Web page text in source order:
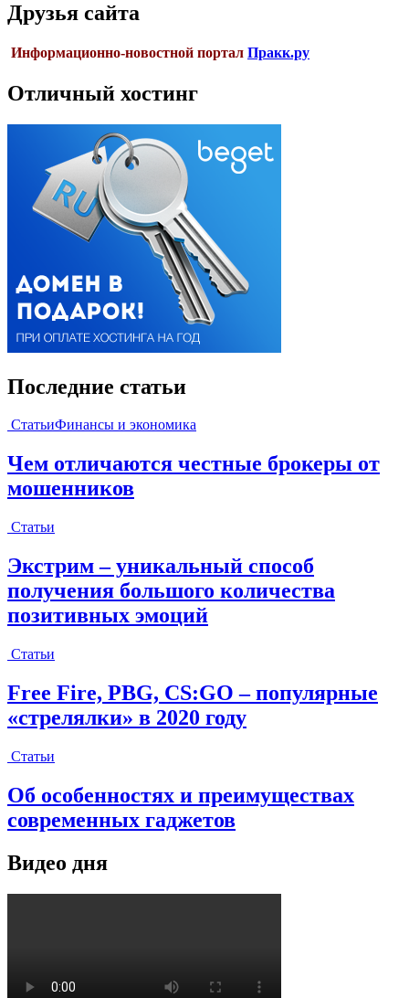
Друзья сайта
Информационно-новостной портал Пракк.ру
Отличный хостинг
Последние статьи
СтатьиФинансы и экономика
Чем отличаются честные брокеры от
мошенников
Статьи
Экстрим – уникальный способ
получения большого количества
позитивных эмоций
Статьи
Free Fire, PBG, CS:GO – популярные
«стрелялки» в 2020 году
Статьи
Об особенностях и преимуществах
современных гаджетов
Видео дня